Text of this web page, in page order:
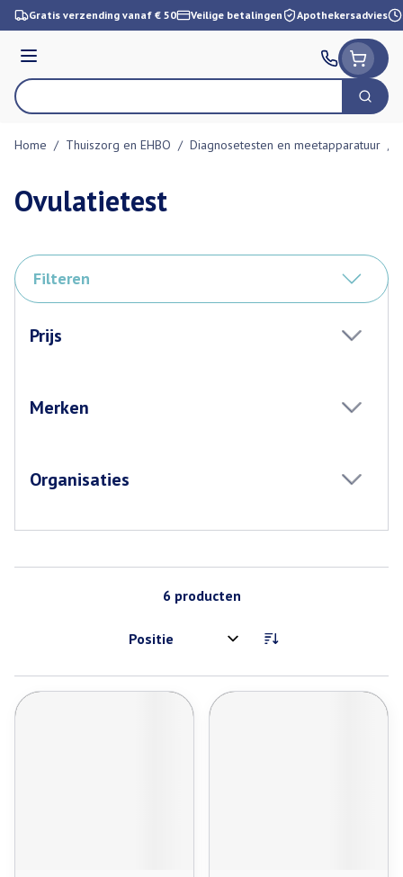
Ga naar de inhoud
Gratis verzending vanaf € 50 Veilige betalingen Apothekersadvies
Menu
Product, merk, categorie... Zoek
Home / Thuiszorg en EHBO / Diagnosetesten en meetapparatuur /
Ovulatietest
Filteren
Prijs
Merken
Organisaties
6producten
Sorteer op: